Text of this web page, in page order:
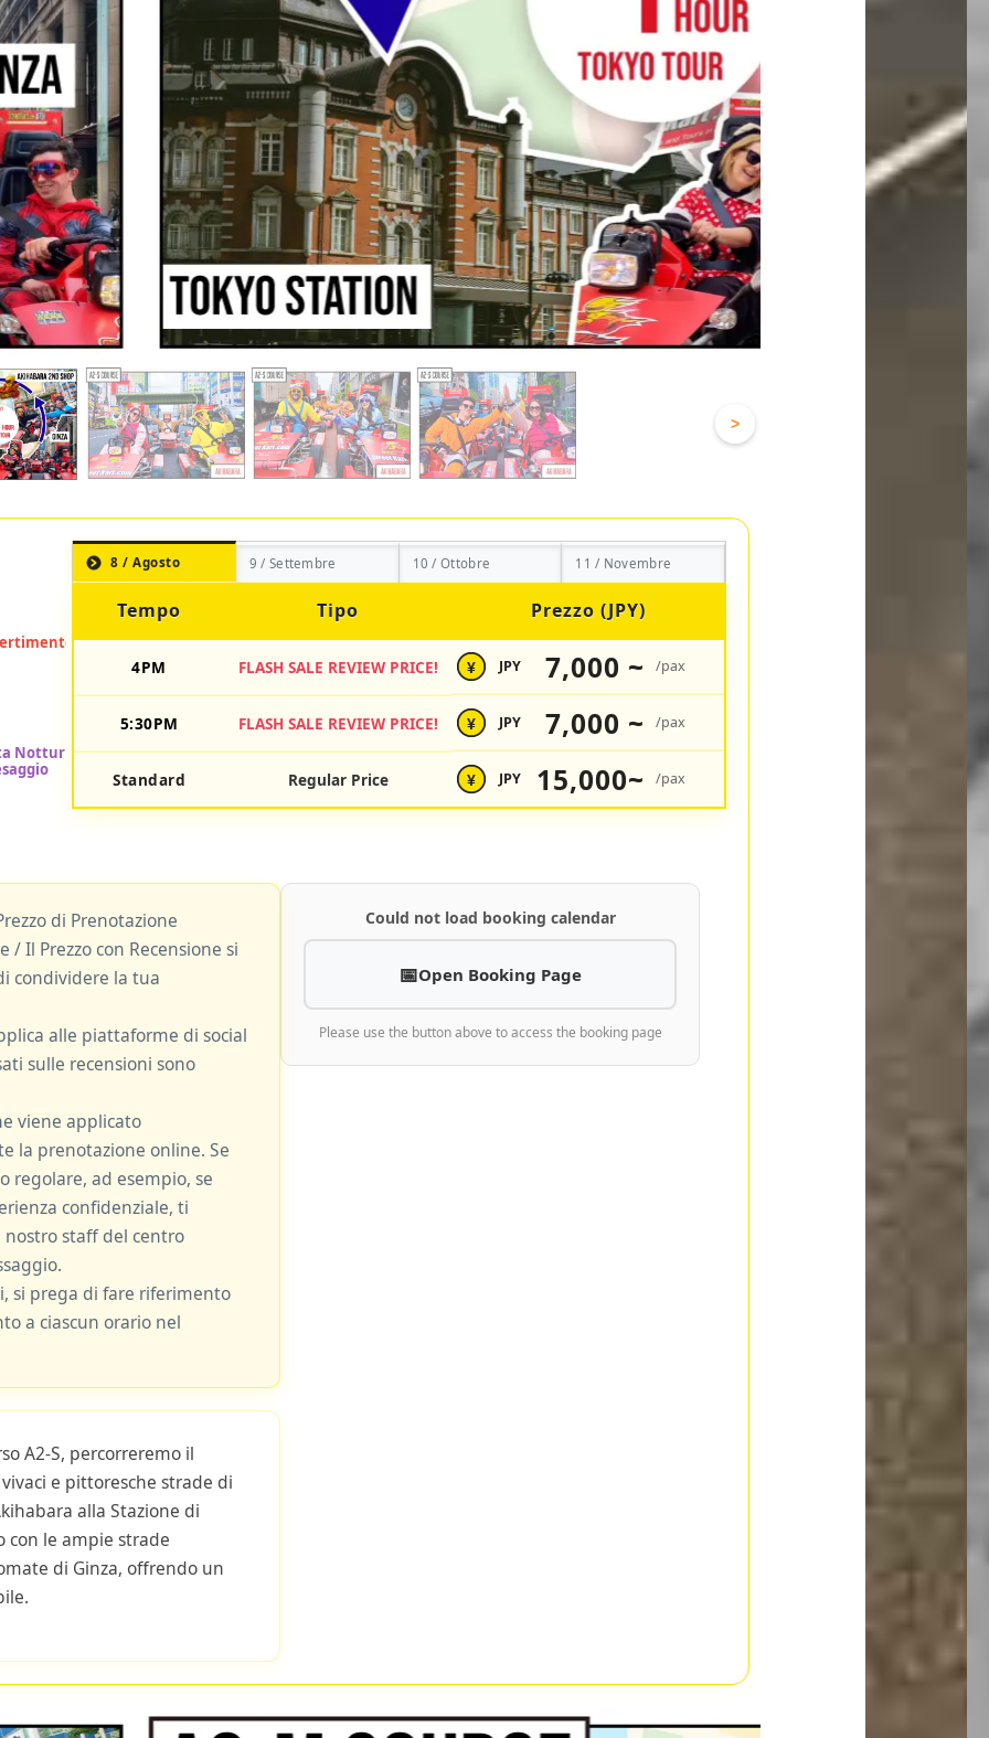
>
8 / Agosto 9 / Settembre 10 / Ottobre 11 / Novembre
Tempo Tipo Prezzo (JPY)
4PM FLASH SALE REVIEW PRICE! ¥ JPY 7,000 ~ /pax
5:30PM FLASH SALE REVIEW PRICE! ¥ JPY 7,000 ~ /pax
Standard Regular Price ¥ JPY 15,000~ /pax
di Prenotazione
/ Il Prezzo con Recensione si
condividere la tua
alle piattaforme di social
sulle recensioni sono
viene applicato
la prenotazione online. Se
regolare, ad esempio, se
confidenziale, ti
staff del centro
si prega di fare riferimento
a ciascun orario nel
A2-S, percorreremo il
e pittoresche strade di
alla Stazione di
con le ampie strade
di Ginza, offrendo un
Could not load booking calendar
Open Booking Page
Please use the button above to access the booking page